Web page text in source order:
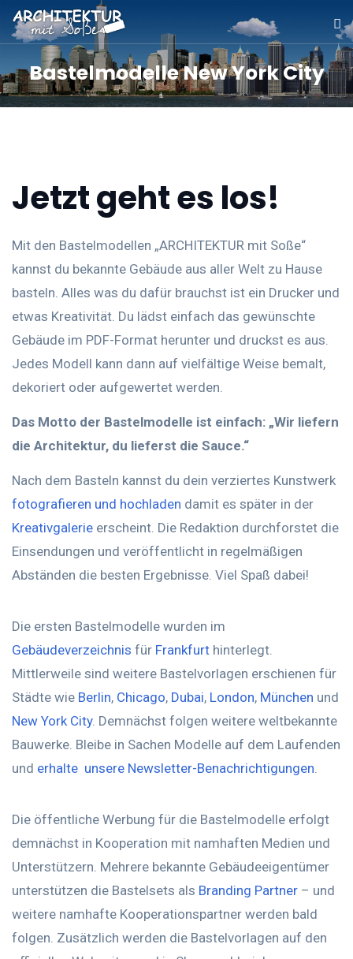
Bastelmodelle New York City
Jetzt geht es los!
Mit den Bastelmodellen „ARCHITEKTUR mit Soße“
kannst du bekannte Gebäude aus aller Welt zu Hause
basteln. Alles was du dafür brauchst ist ein Drucker und
etwas Kreativität. Du lädst einfach das gewünschte
Gebäude im PDF-Format herunter und druckst es aus.
Jedes Modell kann dann auf vielfältige Weise bemalt,
dekoriert oder aufgewertet werden.
Das Motto der Bastelmodelle ist einfach: „Wir liefern
die Architektur, du lieferst die Sauce.“
Nach dem Basteln kannst du dein verziertes Kunstwerk
fotografieren und hochladen damit es später in der
Kreativgalerie erscheint. Die Redaktion durchforstet die
Einsendungen und veröffentlicht in regelmäßigen
Abständen die besten Ergebnisse. Viel Spaß dabei!
Die ersten Bastelmodelle wurden im
Gebäudeverzeichnis für Frankfurt hinterlegt.
Mittlerweile sind weitere Bastelvorlagen erschienen für
Städte wie Berlin, Chicago, Dubai, London, München und
New York City. Demnächst folgen weitere weltbekannte
Bauwerke. Bleibe in Sachen Modelle auf dem Laufenden
und erhalte unsere Newsletter-Benachrichtigungen.
Die öffentliche Werbung für die Bastelmodelle erfolgt
demnächst in Kooperation mit namhaften Medien und
Unterstützern. Mehrere bekannte Gebäudeeigentümer
unterstützen die Bastelsets als Branding Partner – und
weitere namhafte Kooperationspartner werden bald
folgen. Zusätzlich werden die Bastelvorlagen auf den